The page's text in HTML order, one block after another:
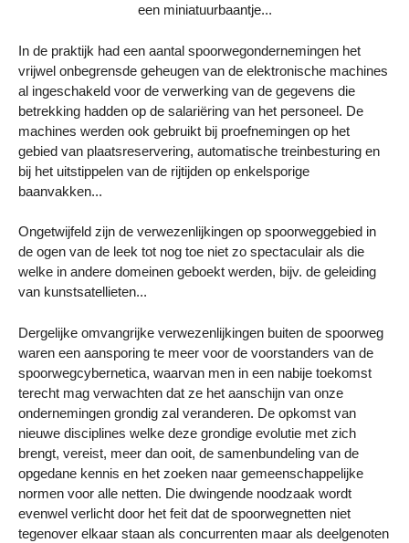
een miniatuurbaantje...
In de praktijk had een aantal spoorwegondernemingen het
vrijwel onbegrensde geheugen van de elektronische machines
al ingeschakeld voor de verwerking van de gegevens die
betrekking hadden op de salariëring van het personeel. De
machines werden ook gebruikt bij proefnemingen op het
gebied van plaatsreservering, automatische treinbesturing en
bij het uitstippelen van de rijtijden op enkelsporige
baanvakken...
Ongetwijfeld zijn de verwezenlijkingen op spoorweggebied in
de ogen van de leek tot nog toe niet zo spectaculair als die
welke in andere domeinen geboekt werden, bijv. de geleiding
van kunstsatellieten...
Dergelijke omvangrijke verwezenlijkingen buiten de spoorweg
waren een aansporing te meer voor de voorstanders van de
spoorwegcybernetica, waarvan men in een nabije toekomst
terecht mag verwachten dat ze het aanschijn van onze
ondernemingen grondig zal veranderen. De opkomst van
nieuwe disciplines welke deze grondige evolutie met zich
brengt, vereist, meer dan ooit, de samenbundeling van de
opgedane kennis en het zoeken naar gemeenschappelijke
normen voor alle netten. Die dwingende noodzaak wordt
evenwel verlicht door het feit dat de spoorwegnetten niet
tegenover elkaar staan als concurrenten maar als deelgenoten